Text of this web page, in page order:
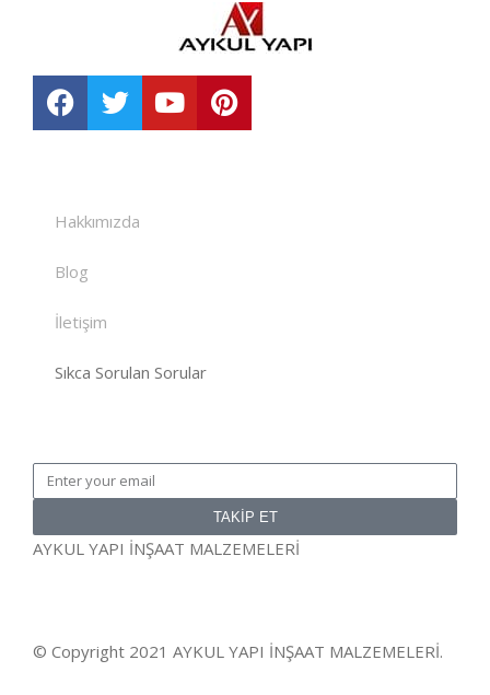
Hakkımızda
Blog
İletişim
Sıkca Sorulan Sorular
TAKİP ET
AYKUL YAPI İNŞAAT MALZEMELERİ
© Copyright 2021 AYKUL YAPI İNŞAAT MALZEMELERİ.